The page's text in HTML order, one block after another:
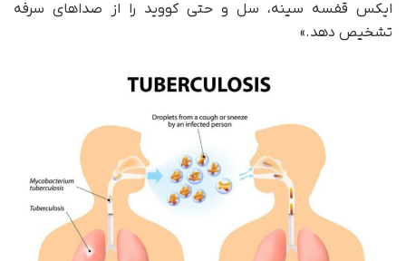
ایکس قفسه سینه، سل و حتی کووید را از صداهای سرفه
تشخیص دهد.»